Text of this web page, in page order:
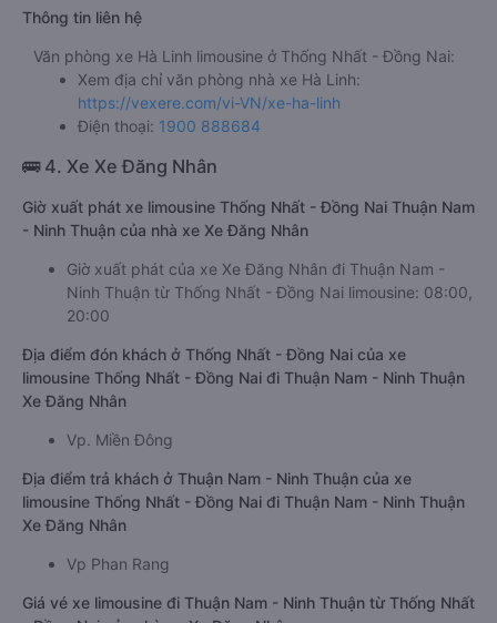
Thông tin liên hệ
Văn phòng xe Hà Linh limousine ở Thống Nhất - Đồng Nai:
Xem địa chỉ văn phòng nhà xe Hà Linh:
https://vexere.com/vi-VN/xe-ha-linh
Điện thoại: 1900 888684
🚌 4. Xe Xe Đăng Nhân
Giờ xuất phát xe limousine Thống Nhất - Đồng Nai Thuận Nam
- Ninh Thuận của nhà xe Xe Đăng Nhân
Giờ xuất phát của xe Xe Đăng Nhân đi Thuận Nam -
Ninh Thuận từ Thống Nhất - Đồng Nai limousine: 08:00,
20:00
Địa điểm đón khách ở Thống Nhất - Đồng Nai của xe
limousine Thống Nhất - Đồng Nai đi Thuận Nam - Ninh Thuận
Xe Đăng Nhân
Vp. Miền Đông
Địa điểm trả khách ở Thuận Nam - Ninh Thuận của xe
limousine Thống Nhất - Đồng Nai đi Thuận Nam - Ninh Thuận
Xe Đăng Nhân
Vp Phan Rang
Giá vé xe limousine đi Thuận Nam - Ninh Thuận từ Thống Nhất